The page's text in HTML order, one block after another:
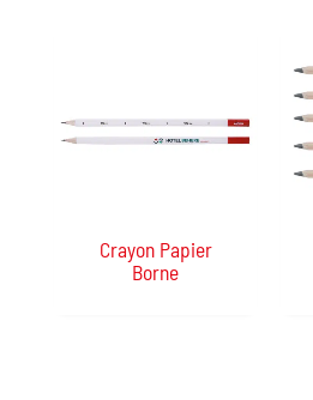
Crayon Papier
Borne